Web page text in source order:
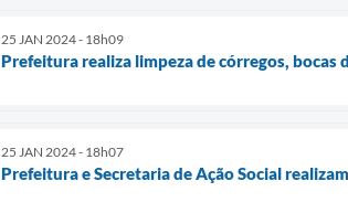
25 JAN 2024 - 18h09
Prefeitura realiza limpeza de córregos, bocas
25 JAN 2024 - 18h07
Prefeitura e Secretaria de Ação Social